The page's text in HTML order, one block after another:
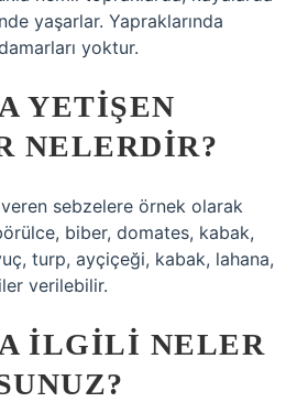
yaşarlar. Yapraklarında
yoktur.
YETIŞEN
NELERDIR?
sebzelere örnek olarak
biber, domates, kabak,
turp, ayçiçeği, kabak, lahana,
verilebilir.
ILGILI NELER